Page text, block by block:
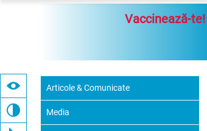
Vaccinează-te!
Articole & Comunicate
Media